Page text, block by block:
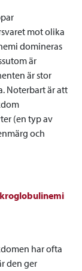
mot olika
domineras
är
är stor
Noterbart är att
(en typ av
och
har ofta
den ger